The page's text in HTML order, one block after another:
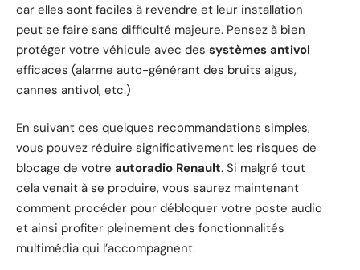
car elles sont faciles à revendre et leur installation
peut se faire sans difficulté majeure. Pensez à bien
protéger votre véhicule avec des systèmes antivol
efficaces (alarme auto-générant des bruits aigus,
cannes antivol, etc.)
En suivant ces quelques recommandations simples,
vous pouvez réduire significativement les risques de
blocage de votre autoradio Renault. Si malgré tout
cela venait à se produire, vous saurez maintenant
comment procéder pour débloquer votre poste audio
et ainsi profiter pleinement des fonctionnalités
multimédia qui l’accompagnent.